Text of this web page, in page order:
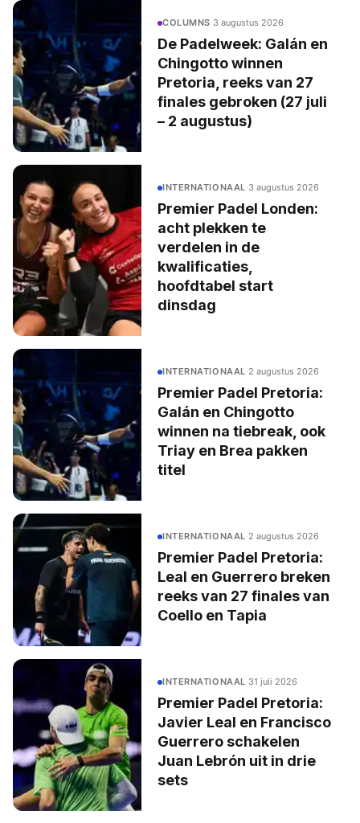
COLUMNS·3 augustus 2026
De Padelweek: Galán en
Chingotto winnen
Pretoria, reeks van 27
finales gebroken (27 juli
– 2 augustus)
INTERNATIONAAL·3 augustus 2026
Premier Padel Londen:
acht plekken te
verdelen in de
kwalificaties,
hoofdtabel start
dinsdag
INTERNATIONAAL·2 augustus 2026
Premier Padel Pretoria:
Galán en Chingotto
winnen na tiebreak, ook
Triay en Brea pakken
titel
INTERNATIONAAL·2 augustus 2026
Premier Padel Pretoria:
Leal en Guerrero breken
reeks van 27 finales van
Coello en Tapia
INTERNATIONAAL·31 juli 2026
Premier Padel Pretoria:
Javier Leal en Francisco
Guerrero schakelen
Juan Lebrón uit in drie
sets